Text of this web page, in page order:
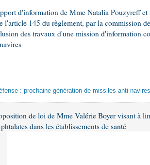
d'information de Mme Natalia Pouzyreff
l'article 145 du règlement, par la commission
des travaux d'une mission d'information
: prochaine génération de missiles anti-
de loi de Mme Valérie Boyer visant à
dans les établissements de santé